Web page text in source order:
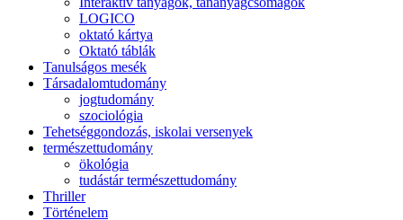
LOGICO
oktató kártya
Oktató táblák
Tanulságos mesék
Társadalomtudomány
jogtudomány
szociológia
Tehetséggondozás, iskolai versenyek
természettudomány
ökológia
tudástár természettudomány
Thriller
Történelem